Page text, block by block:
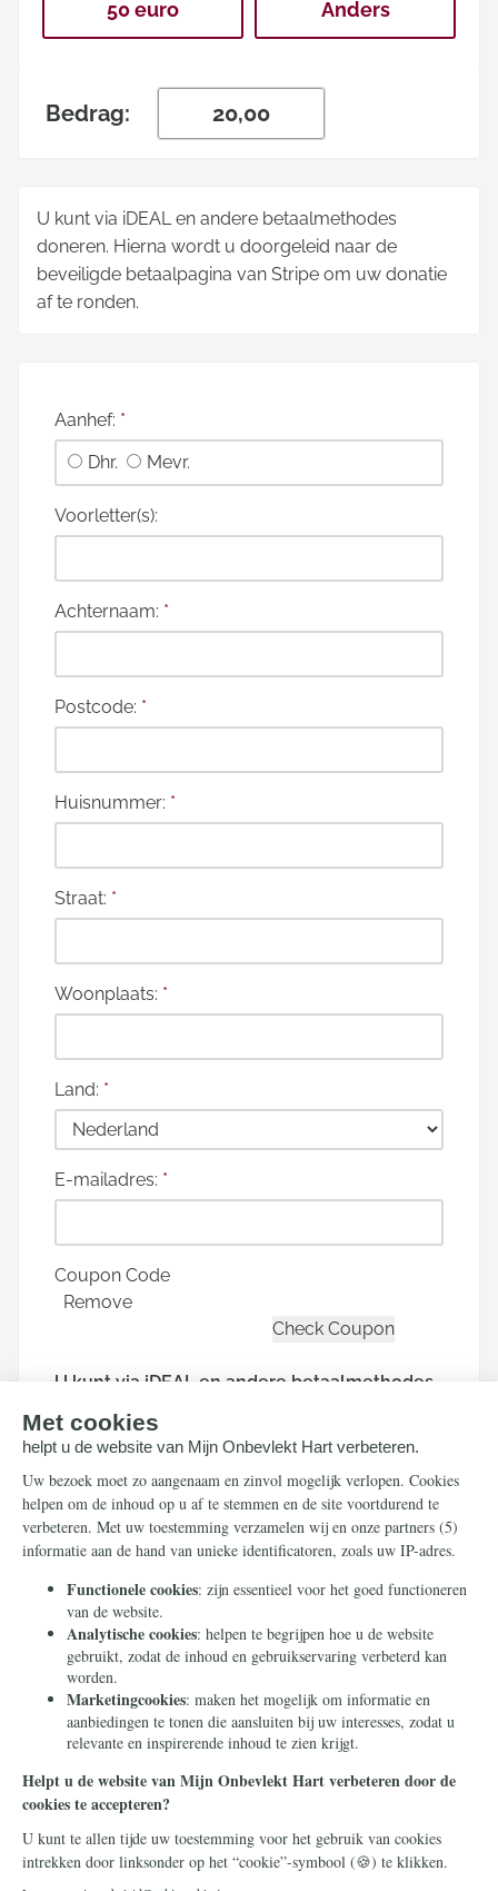
50 euro Anders
Bedrag:
U kunt via iDEAL en andere betaalmethodes
doneren. Hierna wordt u doorgeleid naar de
beveiligde betaalpagina van Stripe om uw donatie
af te ronden.
Aanhef: *
Dhr.
Mevr.
Voorletter(s):
Achternaam: *
Postcode: *
Huisnummer: *
Straat: *
Woonplaats: *
Land: *
E-mailadres: *
Coupon Code
Remove
U kunt via iDEAL en andere betaalmethodes
doneren. Hierna wordt u doorgeleid naar de
beveiligde betaalpagina van Stripe om uw
donatie af te ronden.
Houd mij per e-mail op de hoogte over
acties van Mijn Onbevlekt Hart zal triomferen
Mijn Onbevlekt Hart zal triomferen is een project van Stichting
Civitas Christiana - een stichting zonder winstoogmerk die in
2014 in Heilig Landstichting werd opgericht. Door te doneren
gebruiken voor dit project of een ander project in
overeenstemming met onze statutaire doelen.